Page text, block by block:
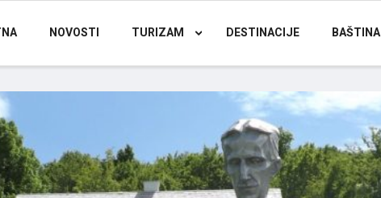
NOVOSTI TURIZAM DESTINACIJE BAŠTINA